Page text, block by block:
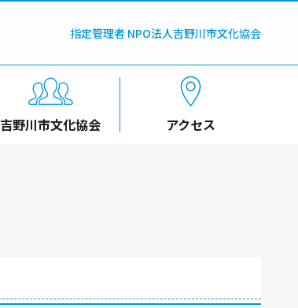
指定管理者 NPO法人吉野川市文化協会
吉野川市文化協会 アクセス